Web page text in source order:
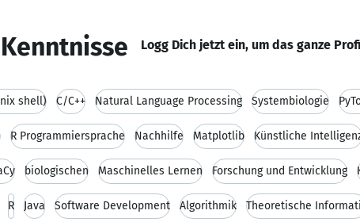
Logg Dich jetzt ein, um das ganze
shell) C/C++ Natural Language Processing Systembiologie
R Programmiersprache Nachhilfe Matplotlib Künstliche
biologischen Maschinelles Lernen Forschung und Entwicklung
R Java Software Development Algorithmik Theoretische